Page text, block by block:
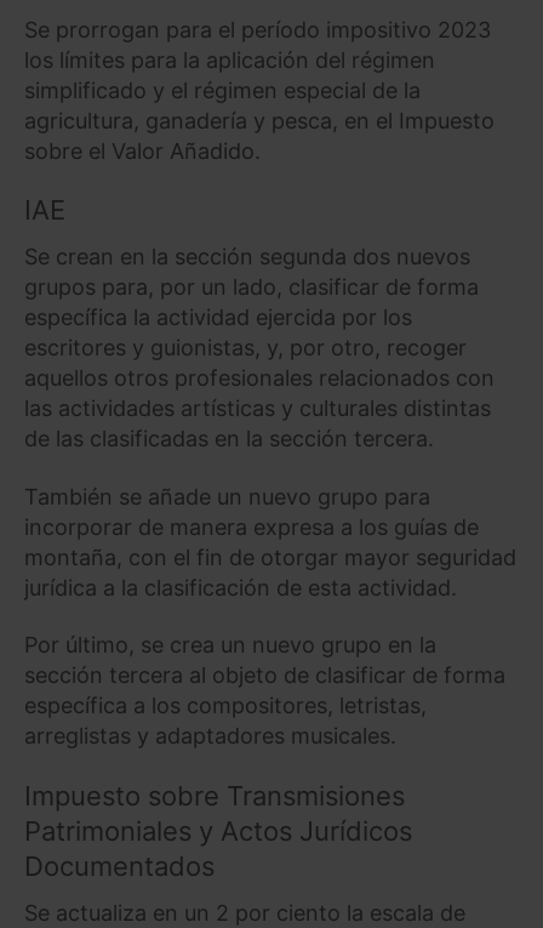
Se prorrogan para el período impositivo 2023
los límites para la aplicación del régimen
simplificado y el régimen especial de la
agricultura, ganadería y pesca, en el Impuesto
sobre el Valor Añadido.
IAE
Se crean en la sección segunda dos nuevos
grupos para, por un lado, clasificar de forma
específica la actividad ejercida por los
escritores y guionistas, y, por otro, recoger
aquellos otros profesionales relacionados con
las actividades artísticas y culturales distintas
de las clasificadas en la sección tercera.
También se añade un nuevo grupo para
incorporar de manera expresa a los guías de
montaña, con el fin de otorgar mayor seguridad
jurídica a la clasificación de esta actividad.
Por último, se crea un nuevo grupo en la
sección tercera al objeto de clasificar de forma
específica a los compositores, letristas,
arreglistas y adaptadores musicales.
Impuesto sobre Transmisiones
Patrimoniales y Actos Jurídicos
Documentados
Se actualiza en un 2 por ciento la escala de